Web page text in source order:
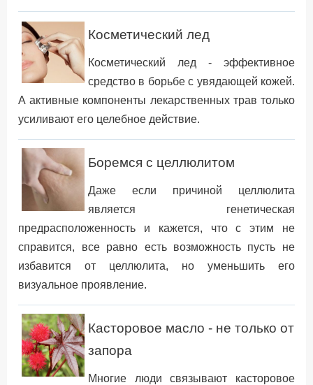
Косметический лед
Косметический лед - эффективное
средство в борьбе с увядающей кожей.
А активные компоненты лекарственных трав только
усиливают его целебное действие.
Боремся с целлюлитом
Даже если причиной целлюлита
является генетическая
предрасположенность и кажется, что с этим не
справится, все равно есть возможность пусть не
избавится от целлюлита, но уменьшить его
визуальное проявление.
Касторовое масло - не только от
запора
Многие люди связывают касторовое